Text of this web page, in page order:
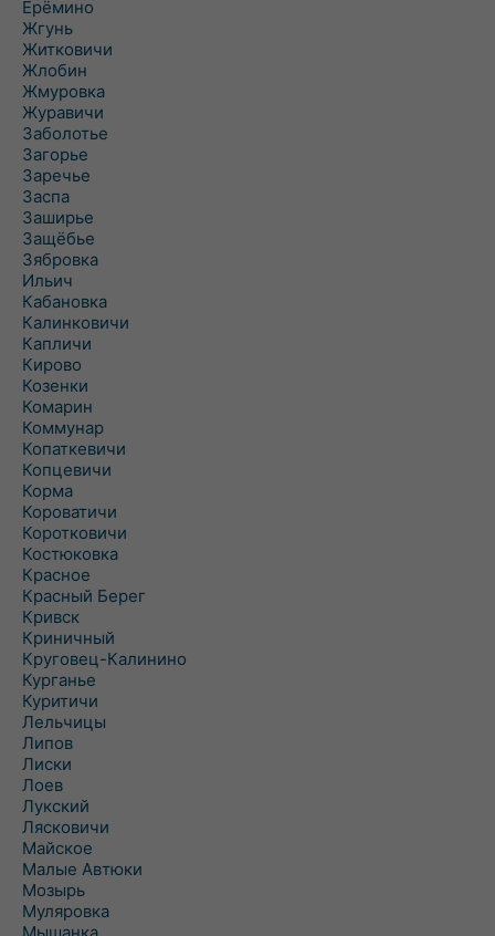
Ерёмино
Жгунь
Житковичи
Жлобин
Жмуровка
Журавичи
Заболотье
Загорье
Заречье
Заспа
Заширье
Защёбье
Зябровка
Ильич
Кабановка
Калинковичи
Капличи
Кирово
Козенки
Комарин
Коммунар
Копаткевичи
Копцевичи
Корма
Короватичи
Коротковичи
Костюковка
Красное
Красный Берег
Кривск
Криничный
Круговец-Калинино
Курганье
Куритичи
Лельчицы
Липов
Лиски
Лоев
Лукский
Лясковичи
Майское
Малые Автюки
Мозырь
Муляровка